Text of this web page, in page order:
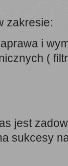
zakresie:
i
(
jest
sukcesy